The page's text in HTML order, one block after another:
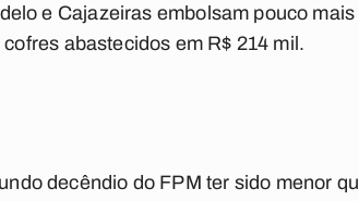
e Cajazeiras embolsam pouco
abastecidos em R$ 214 mil.
decêndio do FPM ter sido menor